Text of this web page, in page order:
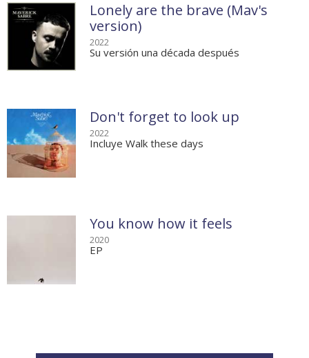
Lonely are the brave (Mav's
version)
2022
Su versión una década después
Don't forget to look up
2022
Incluye Walk these days
You know how it feels
2020
EP